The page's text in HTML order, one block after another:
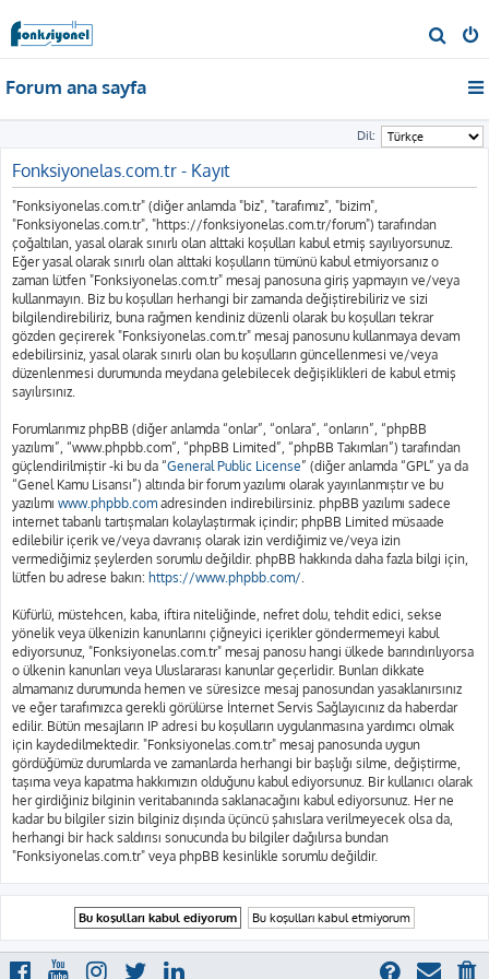
r
Forum ana sayfa
Dil:
Fonksiyonelas.com.tr - Kayıt
"Fonksiyonelas.com.tr" (diğer anlamda "biz", "tarafımız", "bizim",
"Fonksiyonelas.com.tr", "https://fonksiyonelas.com.tr/forum") tarafından
çoğaltılan, yasal olarak sınırlı olan alttaki koşulları kabul etmiş sayılıyorsunuz.
Eğer yasal olarak sınırlı olan alttaki koşulların tümünü kabul etmiyorsanız o
zaman lütfen "Fonksiyonelas.com.tr" mesaj panosuna giriş yapmayın ve/veya
kullanmayın. Biz bu koşulları herhangi bir zamanda değiştirebiliriz ve sizi
bilgilendirebiliriz, buna rağmen kendiniz düzenli olarak bu koşulları tekrar
gözden geçirerek "Fonksiyonelas.com.tr" mesaj panosunu kullanmaya devam
edebilirsiniz, yasal olarak sınırlı olan bu koşulların güncellenmesi ve/veya
düzenlenmesi durumunda meydana gelebilecek değişiklikleri de kabul etmiş
sayılırsınız.
Forumlarımız phpBB (diğer anlamda “onlar”, “onlara”, “onların”, “phpBB
yazılımı”, “www.phpbb.com”, “phpBB Limited”, “phpBB Takımları”) tarafından
güçlendirilmiştir -ki bu da “General Public License” (diğer anlamda “GPL” ya da
“Genel Kamu Lisansı”) altında bir forum yazılımı olarak yayınlanmıştır ve bu
yazılımı www.phpbb.com adresinden indirebilirsiniz. phpBB yazılımı sadece
internet tabanlı tartışmaları kolaylaştırmak içindir; phpBB Limited müsaade
edilebilir içerik ve/veya davranış olarak izin verdiğimiz ve/veya izin
vermediğimiz şeylerden sorumlu değildir. phpBB hakkında daha fazla bilgi için,
lütfen bu adrese bakın: https://www.phpbb.com/.
Küfürlü, müstehcen, kaba, iftira niteliğinde, nefret dolu, tehdit edici, sekse
yönelik veya ülkenizin kanunlarını çiğneyici içerikler göndermemeyi kabul
ediyorsunuz, "Fonksiyonelas.com.tr" mesaj panosu hangi ülkede barındırılıyorsa
o ülkenin kanunları veya Uluslararası kanunlar geçerlidir. Bunları dikkate
almamanız durumunda hemen ve süresizce mesaj panosundan yasaklanırsınız
ve eğer tarafımızca gerekli görülürse İnternet Servis Sağlayıcınız da haberdar
edilir. Bütün mesajların IP adresi bu koşulların uygulanmasına yardımcı olmak
için kaydedilmektedir. "Fonksiyonelas.com.tr" mesaj panosunda uygun
gördüğümüz durumlarda ve zamanlarda herhangi bir başlığı silme, değiştirme,
taşıma veya kapatma hakkımızın olduğunu kabul ediyorsunuz. Bir kullanıcı olarak
her girdiğiniz bilginin veritabanında saklanacağını kabul ediyorsunuz. Her ne
kadar bu bilgiler sizin bilginiz dışında üçüncü şahıslara verilmeyecek olsa da,
herhangi bir hack saldırısı sonucunda bu bilgiler dağılırsa bundan
"Fonksiyonelas.com.tr" veya phpBB kesinlikle sorumlu değildir.